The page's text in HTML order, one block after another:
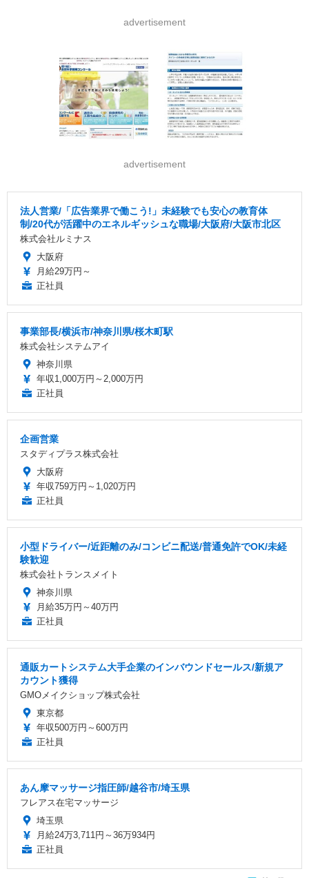
advertisement
advertisement
法人営業/「広告業界で働こう!」未経験でも安心の教育体
制/20代が活躍中のエネルギッシュな職場/大阪府/大阪市北区
株式会社ルミナス
大阪府
月給29万円～
正社員
事業部長/横浜市/神奈川県/桜木町駅
株式会社システムアイ
神奈川県
年収1,000万円～2,000万円
正社員
企画営業
スタディプラス株式会社
大阪府
年収759万円～1,020万円
正社員
小型ドライバー/近距離のみ/コンビニ配送/普通免許でOK/未経
験歓迎
株式会社トランスメイト
神奈川県
月給35万円～40万円
正社員
通販カートシステム大手企業のインバウンドセールス/新規ア
カウント獲得
GMOメイクショップ株式会社
東京都
年収500万円～600万円
正社員
あん摩マッサージ指圧師/越谷市/埼玉県
フレアス在宅マッサージ
埼玉県
月給24万3,711円～36万934円
正社員